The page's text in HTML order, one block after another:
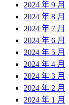
2024 年 9 月
2024 年 8 月
2024 年 7 月
2024 年 6 月
2024 年 5 月
2024 年 4 月
2024 年 3 月
2024 年 2 月
2024 年 1 月